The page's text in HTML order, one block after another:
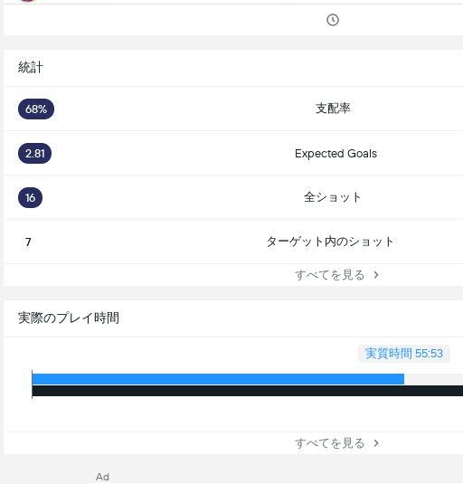
統計
68% 支配率
2.81 Expected Goals
16 全ショット
7 ターゲット内のショット
すべてを見る
実際のプレイ時間
実質時間 55:53
すべてを見る
Ad